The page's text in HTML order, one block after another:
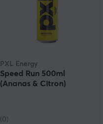
PXL Energy
Speed Run 500ml
(Ananas & Citron)
(0)